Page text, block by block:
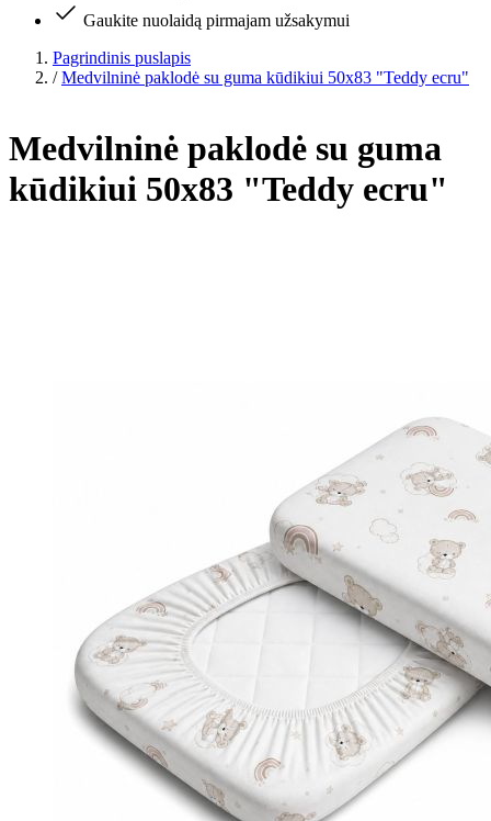
Gaukite nuolaidą pirmajam užsakymui
Pagrindinis puslapis
/ Medvilninė paklodė su guma kūdikiui 50x83 "Teddy ecru"
Medvilninė paklodė su guma
kūdikiui 50x83 "Teddy ecru"